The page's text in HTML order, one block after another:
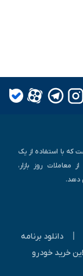
که با استفاده از یک
روز بازار،
دهد.
دانلود برنامه
خرید خودرو